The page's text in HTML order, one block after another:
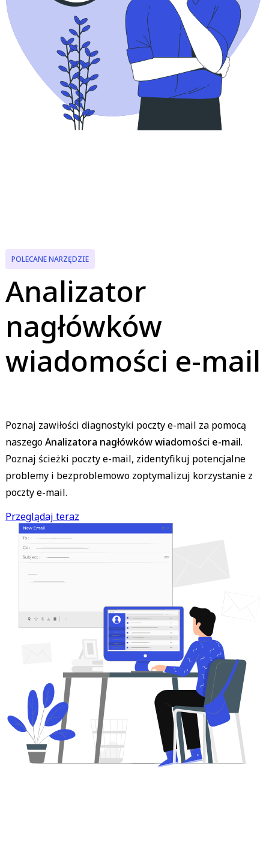
POLECANE NARZĘDZIE
Analizator
nagłówków
wiadomości e-mail
Poznaj zawiłości diagnostyki poczty e-mail za pomocą
naszegoAnalizatora nagłówków wiadomości e-mail.
Poznaj ścieżki poczty e-mail, zidentyfikuj potencjalne
problemy i bezproblemowo zoptymalizuj korzystanie z
poczty e-mail.
Przeglądaj teraz